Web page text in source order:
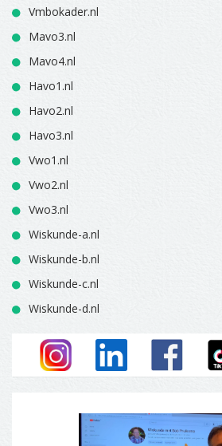
Vmbokader.nl
Mavo3.nl
Mavo4.nl
Havo1.nl
Havo2.nl
Havo3.nl
Vwo1.nl
Vwo2.nl
Vwo3.nl
Wiskunde-a.nl
Wiskunde-b.nl
Wiskunde-c.nl
Wiskunde-d.nl